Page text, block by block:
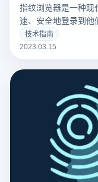
指纹浏览器是一种
速、安全地登录到他
现代科技的标志之
技术指南
2023.03.15